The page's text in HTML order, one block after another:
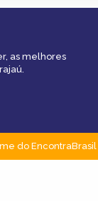
as melhores
do EncontraBrasil